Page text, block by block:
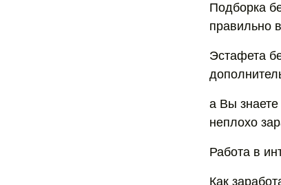
Подборка
правильно
Эстафета
а Вы
неплохо
Работа в
Как